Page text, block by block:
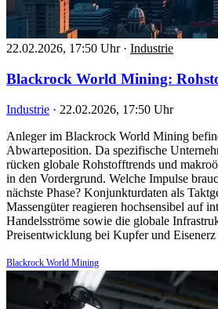
22.02.2026, 17:50 Uhr · Industrie
Blackrock World Mining:
Industrie · 22.02.2026, 17:50 Uhr
Anleger im Blackrock World Mining
Abwarteposition. Da spezifische
rücken globale Rohstofftrends und
in den Vordergrund. Welche Impulse
nächste Phase? Konjunkturdaten als
Massengüter reagieren hochsensibel auf
Handelsströme sowie die globale
Preisentwicklung bei Kupfer und
Blackrock World Mining